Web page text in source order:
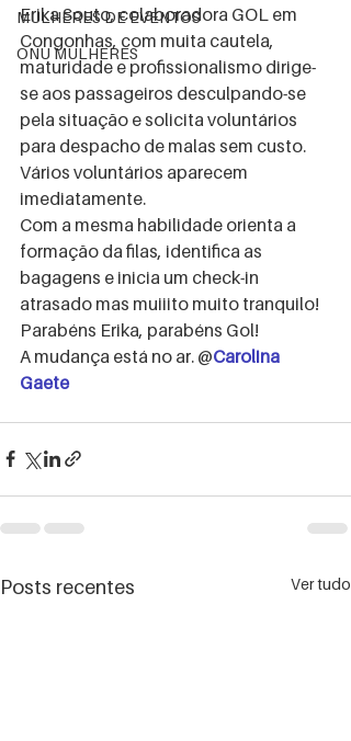
MULHERES DE EVENTOS
ONU MULHERES
Erika Souto, colaboradora GOL em
Congonhas, com muita cautela,
maturidade e profissionalismo dirige-
se aos passageiros desculpando-se
pela situação e solicita voluntários
para despacho de malas sem custo.
Vários voluntários aparecem
imediatamente.
Com a mesma habilidade orienta a
formação da filas, identifica as
bagagens e inicia um check-in
atrasado mas muiiito muito tranquilo!
Parabéns Erika, parabéns Gol!
A mudança está no ar. @Carolina
Gaete
Posts recentes Ver tudo